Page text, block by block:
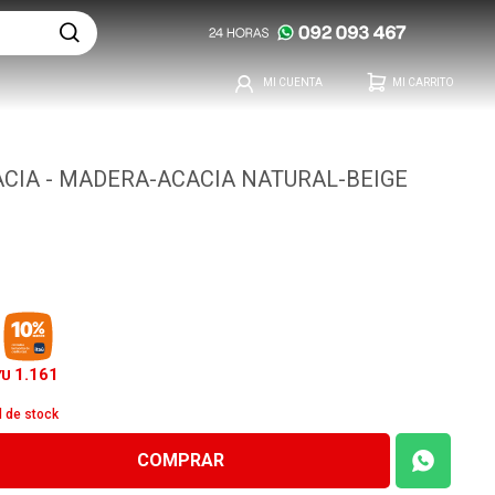
- MADERA-ACACIA NATURAL-BEIGE
1.161
de stock
COMPRAR